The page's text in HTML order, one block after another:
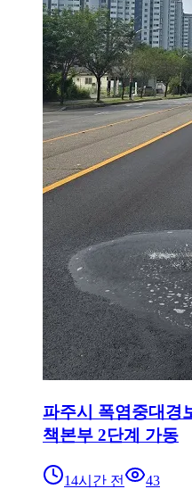
파주시 폭염중대경
책본부 2단계 가동
14시간 전
43